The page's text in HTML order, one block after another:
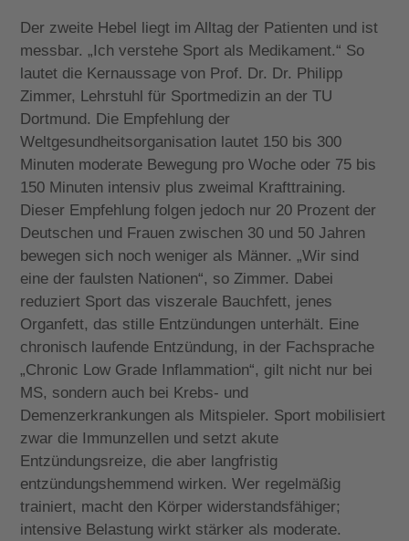
Der zweite Hebel liegt im Alltag der Patienten und ist
messbar. „Ich verstehe Sport als Medikament.“ So
lautet die Kernaussage von Prof. Dr. Dr. Philipp
Zimmer, Lehrstuhl für Sportmedizin an der TU
Dortmund. Die Empfehlung der
Weltgesundheitsorganisation lautet 150 bis 300
Minuten moderate Bewegung pro Woche oder 75 bis
150 Minuten intensiv plus zweimal Krafttraining.
Dieser Empfehlung folgen jedoch nur 20 Prozent der
Deutschen und Frauen zwischen 30 und 50 Jahren
bewegen sich noch weniger als Männer. „Wir sind
eine der faulsten Nationen“, so Zimmer. Dabei
reduziert Sport das viszerale Bauchfett, jenes
Organfett, das stille Entzündungen unterhält. Eine
chronisch laufende Entzündung, in der Fachsprache
„Chronic Low Grade Inflammation“, gilt nicht nur bei
MS, sondern auch bei Krebs- und
Demenzerkrankungen als Mitspieler. Sport mobilisiert
zwar die Immunzellen und setzt akute
Entzündungsreize, die aber langfristig
entzündungshemmend wirken. Wer regelmäßig
trainiert, macht den Körper widerstandsfähiger;
intensive Belastung wirkt stärker als moderate.